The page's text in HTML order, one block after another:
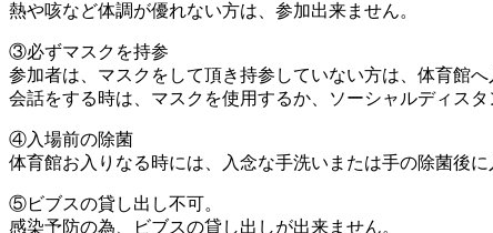
熱や咳など体調が優れない方は、参加出来ません。
③必ずマスクを持参
参加者は、マスクをして頂き持参していない方は、体育館へ
会話をする時は、マスクを使用するか、ソーシャルディスタ
④入場前の除菌
体育館お入りなる時には、入念な手洗いまたは手の除菌後に
⑤ビブスの貸し出し不可。
感染予防の為、ビブスの貸し出しが出来ません。